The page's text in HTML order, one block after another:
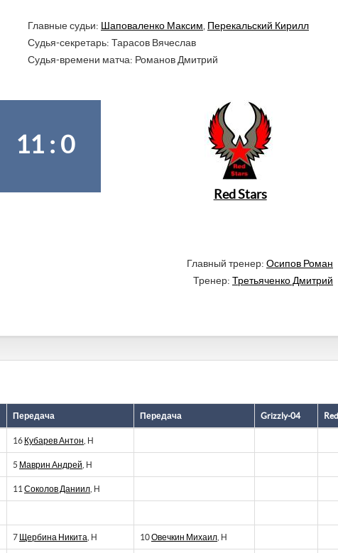
Главные судьи: Шаповаленко Максим Перекальский Кирилл
Судья-секретарь: Тарасов Вячеслав
Судья-времени матча: Романов Дмитрий
11 : 0
Red Stars
Главный тренер: Осипов Роман
Тренер: Третьяченко Дмитрий
Передача Передача Grizzly-04
16 Кубарев Антон , Н
5 Маврин Андрей , Н
11 Соколов Даниил , Н
7 Щербина Никита , Н 10Овечкин Михаил , Н